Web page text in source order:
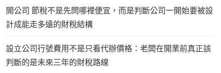
開公司 節稅不是先問哪裡便宜，而是判斷公司一開始要被設
計成能走多遠的財稅結構
設立公司行號費用不是只看代辦價格：老闆在開業前真正該
判斷的是未來三年的財稅路線